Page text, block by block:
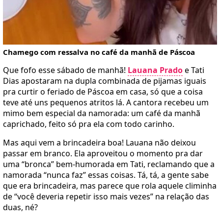
Chamego com ressalva no café da manhã de Páscoa
Que fofo esse sábado de manhã! Lauana Pradoe Tati
Dias apostaram na dupla combinada de pijamas iguais
pra curtir o feriado de Páscoa em casa, só que a coisa
teve até uns pequenos atritos lá. A cantora recebeu um
mimo bem especial da namorada: um café da manhã
caprichado, feito só pra ela com todo carinho.
Mas aqui vem a brincadeira boa! Lauana não deixou
passar em branco. Ela aproveitou o momento pra dar
uma “bronca” bem-humorada em Tati, reclamando que a
namorada “nunca faz” essas coisas. Tá, tá, a gente sabe
que era brincadeira, mas parece que rola aquele climinha
de “você deveria repetir isso mais vezes” na relação das
duas, né?